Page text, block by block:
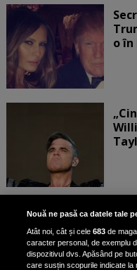
o în
de
Nouă ne pasă ca datele tale
Atât noi, cât și cele683 de
caracter personal, de exemplu
dispozitivul dvs. Apăsând pe
care susțin scopurile indicate la